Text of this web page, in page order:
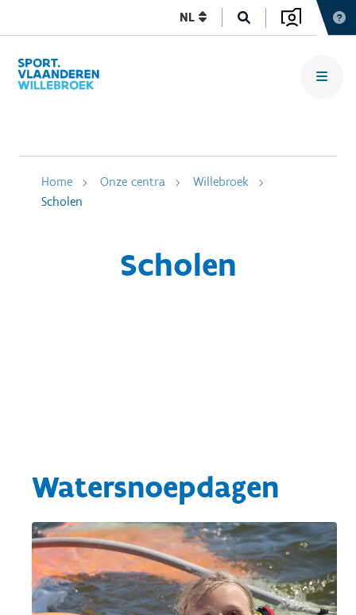
NL
Home Onze centra
Willebroek
Scholen
Scholen
Watersnoepdagen